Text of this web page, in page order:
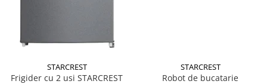
STARCREST
Frigider cu 2 usi STARCREST
STARCREST
Robot de bucatarie